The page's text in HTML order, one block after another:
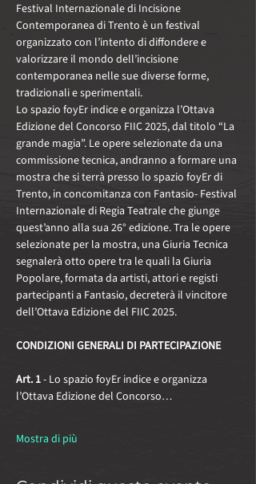
Festival Internazionale di Incisione
Contemporanea di Trento è un festival
organizzato con l’intento di diffondere e
valorizzare il mondo dell’incisione
contemporanea nelle sue diverse forme,
tradizionali e sperimentali.
Lo spazio foyEr indice e organizza l’Ottava
Edizione del Concorso FIIC 2025, dal titolo “La
grande magia”. Le opere selezionate da una
commissione tecnica, andranno a formare una
mostra che si terrà presso lo spazio foyEr di
Trento, in concomitanza con Fantasio- Festival
Internazionale di Regia Teatrale che giunge
quest’anno alla sua 26° edizione. Tra le opere
selezionate per la mostra, una Giuria Tecnica
segnalerà otto opere tra le quali la Giuria
Popolare, formata da artisti, attori e registi
partecipanti a Fantasio, decreterà il vincitore
dell’Ottava Edizione del FIIC 2025.
CONDIZIONI GENERALI DI PARTECIPAZIONE
Art. 1 - Lo spazio foyEr indice e organizza
l’Ottava Edizione del Concorso…
Mostra di più